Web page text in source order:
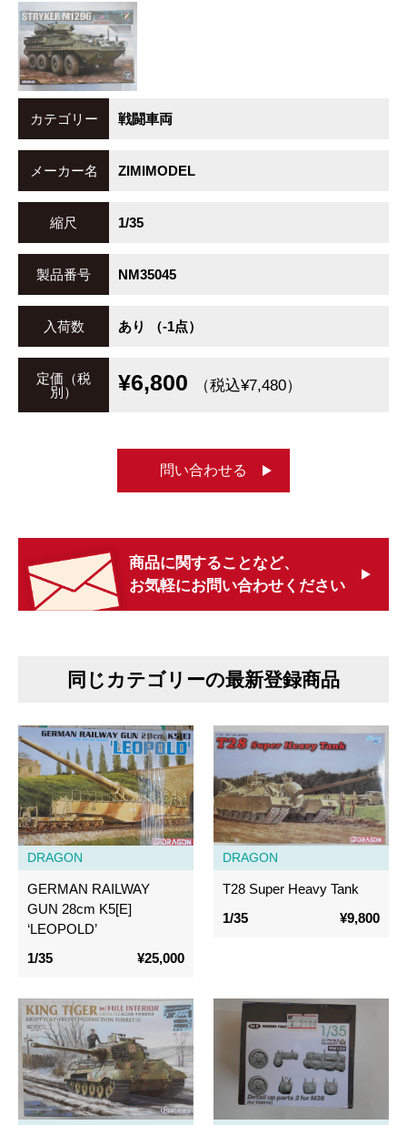
カテゴリー 戦闘車両
メーカー名 ZIMIMODEL
縮尺 1/35
製品番号 NM35045
入荷数 あり （-1点）
定価（税
別）
¥6,800 （税込¥7,480）
問い合わせる
商品に関することなど、
お気軽にお問い合わせください
同じカテゴリーの最新登録商品
DRAGON
GERMAN RAILWAY
GUN 28cm K5[E]
‘LEOPOLD’
1/35
¥25,000
DRAGON
T28 Super Heavy Tank
1/35
¥9,800